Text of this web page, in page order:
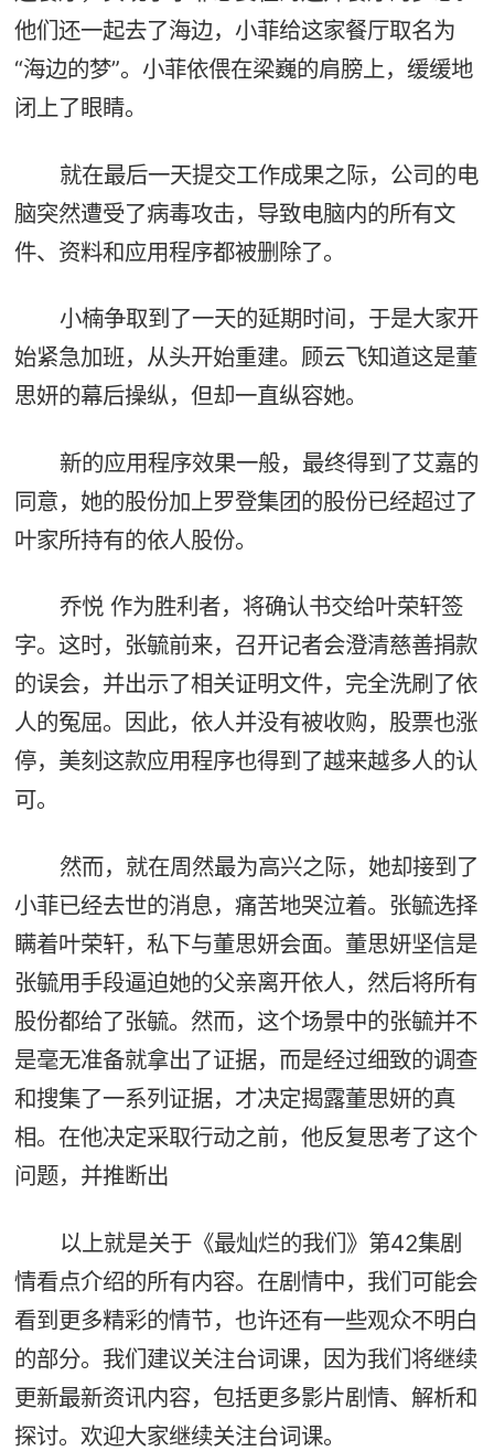
他们还一起去了海边，小菲给这家餐厅取名为
“海边的梦”。小菲依偎在梁巍的肩膀上，缓缓地
闭上了眼睛。
就在最后一天提交工作成果之际，公司的电
脑突然遭受了病毒攻击，导致电脑内的所有文
件、资料和应用程序都被删除了。
小楠争取到了一天的延期时间，于是大家开
始紧急加班，从头开始重建。顾云飞知道这是董
思妍的幕后操纵，但却一直纵容她。
新的应用程序效果一般，最终得到了艾嘉的
同意，她的股份加上罗登集团的股份已经超过了
叶家所持有的依人股份。
乔悦 作为胜利者，将确认书交给叶荣轩签
字。这时，张毓前来，召开记者会澄清慈善捐款
的误会，并出示了相关证明文件，完全洗刷了依
人的冤屈。因此，依人并没有被收购，股票也涨
停，美刻这款应用程序也得到了越来越多人的认
可。
然而，就在周然最为高兴之际，她却接到了
小菲已经去世的消息，痛苦地哭泣着。张毓选择
瞒着叶荣轩，私下与董思妍会面。董思妍坚信是
张毓用手段逼迫她的父亲离开依人，然后将所有
股份都给了张毓。然而，这个场景中的张毓并不
是毫无准备就拿出了证据，而是经过细致的调查
和搜集了一系列证据，才决定揭露董思妍的真
相。在他决定采取行动之前，他反复思考了这个
问题，并推断出
以上就是关于《最灿烂的我们》第42集剧
情看点介绍的所有内容。在剧情中，我们可能会
看到更多精彩的情节，也许还有一些观众不明白
的部分。我们建议关注台词课，因为我们将继续
更新最新资讯内容，包括更多影片剧情、解析和
探讨。欢迎大家继续关注台词课。